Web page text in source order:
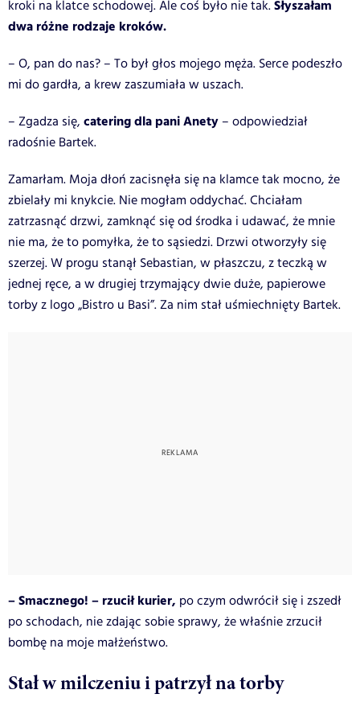
kroki na klatce schodowej. Ale coś było nie tak.Słyszałam
dwa różne rodzaje kroków.
– O, pan do nas? – To był głos mojego męża. Serce podeszło
mi do gardła, a krew zaszumiała w uszach.
– Zgadza się, catering dla pani Anety – odpowiedział
radośnie Bartek.
Zamarłam. Moja dłoń zacisnęła się na klamce tak mocno, że
zbielały mi knykcie. Nie mogłam oddychać. Chciałam
zatrzasnąć drzwi, zamknąć się od środka i udawać, że mnie
nie ma, że to pomyłka, że to sąsiedzi. Drzwi otworzyły się
szerzej. W progu stanął Sebastian, w płaszczu, z teczką w
jednej ręce, a w drugiej trzymający dwie duże, papierowe
torby z logo „Bistro u Basi”. Za nim stał uśmiechnięty Bartek.
– Smacznego! – rzucił kurier, po czym odwrócił się i zszedł
po schodach, nie zdając sobie sprawy, że właśnie zrzucił
bombę na moje małżeństwo.
Stał w milczeniu i patrzył na torby